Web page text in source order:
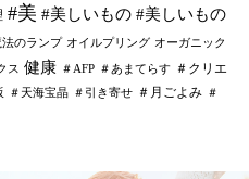
#美 #美しいもの #美しいもの
法のランプ オイルプリング オーガニック
ス 健康 ＃AFP ＃あまてらす
＃クリエ
＃天海宝晶 ＃引き寄せ ＃月ごよみ ＃